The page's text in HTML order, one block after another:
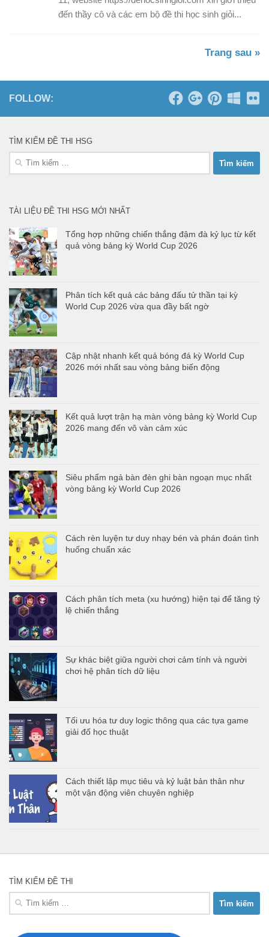
đến thầy cô và các em bộ đề thi học sinh giỏi...
Trang sau »
FOLLOW:
TÌM KIẾM ĐỀ THI HSG
Tìm
TÀI LIỆU ĐỀ THI HSG MỚI NHẤT
Tổng hợp những chiến thắng đậm đà kỷ lục từ kết
quả vòng bảng kỳ World Cup 2026
Phân tích kết quả các bảng đấu tử thần tại kỳ
World Cup 2026 vừa qua đầy bất ngờ
Cập nhật nhanh kết quả bóng đá kỳ World Cup
2026 mới nhất sau vòng bảng biến động
Kết quả lượt trận hạ màn vòng bảng kỳ World Cup
2026 mang đến vô vàn cảm xúc
Siêu phẩm ngả bàn đèn ghi bàn ngoạn mục nhất
vòng bảng kỳ World Cup 2026
Cách rèn luyện tư duy nhạy bén và phán đoán tình
huống chuẩn xác
Cách phân tích meta (xu hướng) hiện tại để tăng tỷ
lệ chiến thắng
Sự khác biệt giữa người chơi cảm tính và người
chơi hệ phân tích dữ liệu
Tối ưu hóa tư duy logic thông qua các tựa game
giải đố học thuật
Cách thiết lập mục tiêu và kỷ luật bản thân như
một vận động viên chuyên nghiệp
TÌM KIẾM ĐỀ THI
Tìm